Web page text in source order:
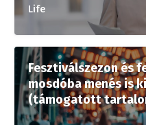
Life
Fesztiválszezon és
mosdóba menés is
(támogatott